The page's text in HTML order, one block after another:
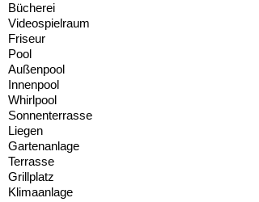
Bücherei
Videospielraum
Friseur
Pool
Außenpool
Innenpool
Whirlpool
Sonnenterrasse
Liegen
Gartenanlage
Terrasse
Grillplatz
Klimaanlage